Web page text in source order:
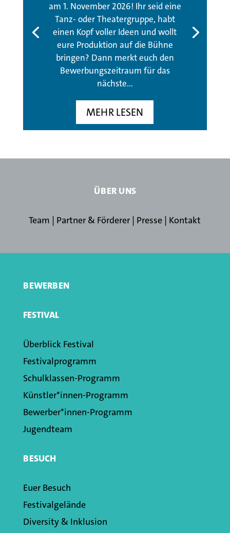
am 1. November 2026! Ihr seid eine
Tanz- oder Theatergruppe, habt
einen Kopf voller Ideen und wollt
eure Produktion auf die Bühne
bringen? Dann merkt euch den
Bewerbungszeitraum für das
nächste...
MEHR LESEN
ÜBER UNS
Team | Partner & Förderer | Presse | Kontakt
BEWERBEN
FESTIVAL
Überblick Festival
Festivalprogramm
Schulklassen­-Programm
Künstler*innen­-Programm
Bewerber*innen-Programm
Jugendteam
BESUCH
Euer Besuch
Festivalgelände
Diversity & Inklusion